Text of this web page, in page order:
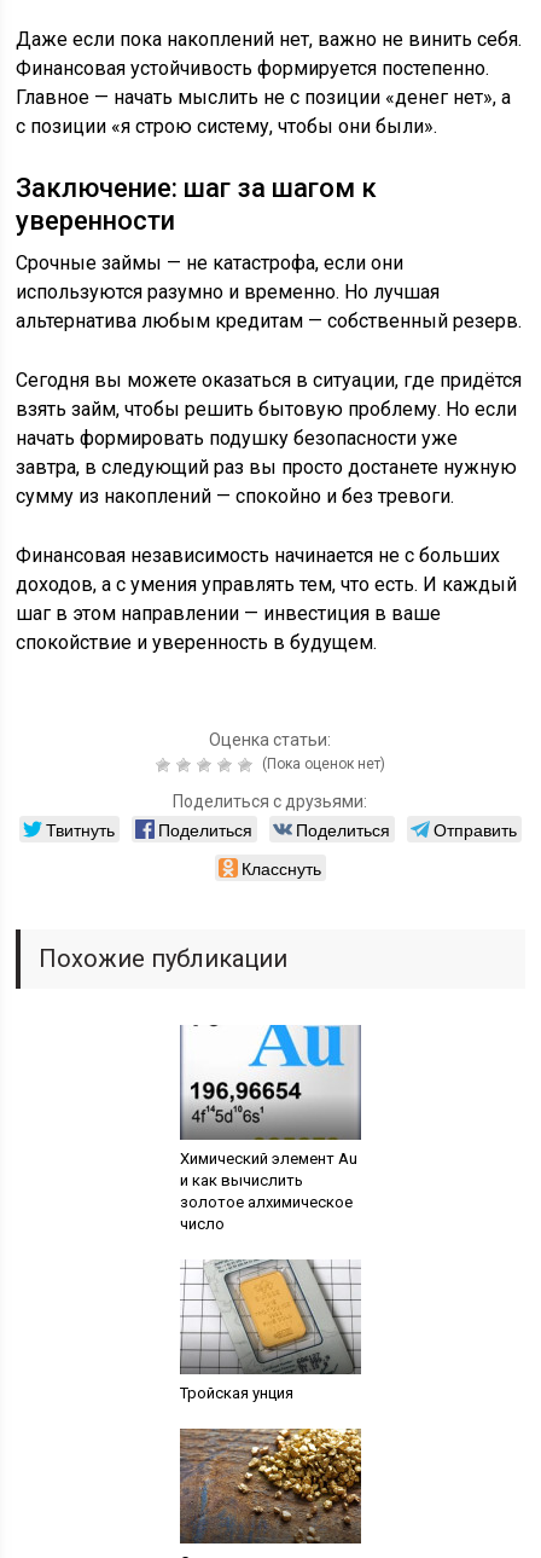
Даже если пока накоплений нет, важно не винить себя.
Финансовая устойчивость формируется постепенно.
Главное — начать мыслить не с позиции «денег нет», а
с позиции «я строю систему, чтобы они были».
Заключение: шаг за шагом к
уверенности
Срочные займы — не катастрофа, если они
используются разумно и временно. Но лучшая
альтернатива любым кредитам — собственный резерв.
Сегодня вы можете оказаться в ситуации, где придётся
взять займ, чтобы решить бытовую проблему. Но если
начать формировать подушку безопасности уже
завтра, в следующий раз вы просто достанете нужную
сумму из накоплений — спокойно и без тревоги.
Финансовая независимость начинается не с больших
доходов, а с умения управлять тем, что есть. И каждый
шаг в этом направлении — инвестиция в ваше
спокойствие и уверенность в будущем.
Оценка статьи:
(Пока оценок нет)
Поделиться с друзьями:
Твитнуть Поделиться Поделиться
Отправить
Класснуть
Похожие публикации
Химический элемент Au
и как вычислить
золотое алхимическое
число
Тройская унция